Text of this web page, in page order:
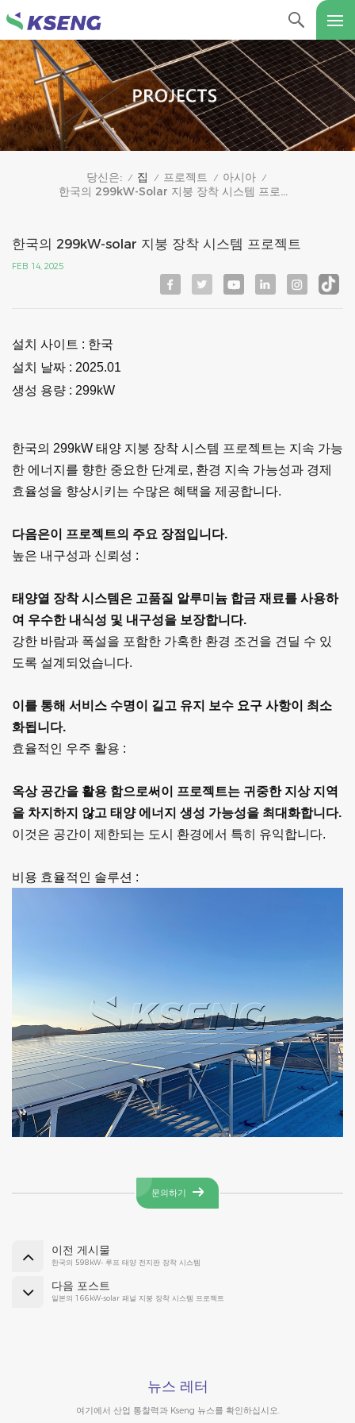
당신은: / 집 / 프로젝트 / 아시아 /
한국의 299kW-Solar 지붕 장착 시스템 프로젝트
한국의 299kW-solar 지붕 장착 시스템 프로젝트
FEB 14, 2025
설치 사이트 : 한국
설치 날짜 : 2025.01
생성 용량 : 299kW
한국의 299kW 태양 지붕 장착 시스템 프로젝트는 지속 가능
한 에너지를 향한 중요한 단계로, 환경 지속 가능성과 경제
효율성을 향상시키는 수많은 혜택을 제공합니다.
다음은이 프로젝트의 주요 장점입니다.
높은 내구성과 신뢰성 :
태양열 장착 시스템은 고품질 알루미늄 합금 재료를 사용하
여 우수한 내식성 및 내구성을 보장합니다.
강한 바람과 폭설을 포함한 가혹한 환경 조건을 견딜 수 있
도록 설계되었습니다.
이를 통해 서비스 수명이 길고 유지 보수 요구 사항이 최소
화됩니다.
효율적인 우주 활용 :
옥상 공간을 활용 함으로써이 프로젝트는 귀중한 지상 지역
을 차지하지 않고 태양 에너지 생성 가능성을 최대화합니다.
이것은 공간이 제한되는 도시 환경에서 특히 유익합니다.
비용 효율적인 솔루션 :
문의하기
이전 게시물
한국의 598kW- 루프 태양 전지판 장착 시스템
다음 포스트
일본의 166kW-solar 패널 지붕 장착 시스템 프로젝트
뉴스 레터
여기에서 산업 통찰력과 Kseng 뉴스를 확인하십시오.